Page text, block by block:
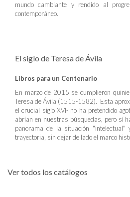
mundo cambiante y rendido al
contemporáneo.
El siglo de Teresa de Ávila
Libros para un Centenario
En marzo de 2015 se cumplieron
Teresa de Ávila (1515-1582). Esta
el crucial siglo XVI- no ha pretendido
abrían en nuestras búsquedas, pero sí
panorama de la situación "intelectual"
trayectoria, sin dejar de lado el marco
Ver todos los catálogos